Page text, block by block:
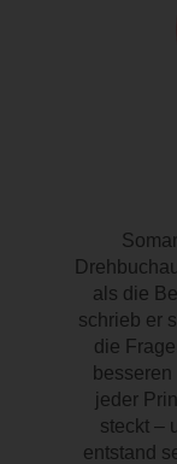
als die
schrieb er
die
jeder
steckt –
entstand